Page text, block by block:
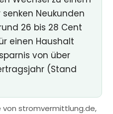
Neukunden
26 bis 28 Cent
einen Haushalt
von über
(Stand
von stromvermittlung.de,